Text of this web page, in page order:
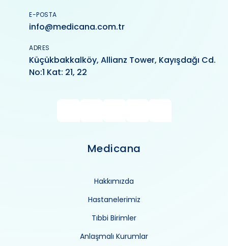
E-POSTA
info@medicana.com.tr
ADRES
Küçükbakkalköy, Allianz Tower, Kayışdağı Cd.
No:1 Kat: 21, 22
Medicana
Hakkımızda
Hastanelerimiz
Tıbbi Birimler
Anlaşmalı Kurumlar